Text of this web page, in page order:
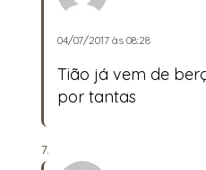
04/07/2017 às 08:28
Tião já vem de
por tantas